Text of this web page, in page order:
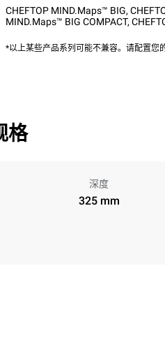
CHEFTOP MIND.Maps™ BIG,
MIND.Maps™ BIG COMPACT,
*以上某些产品系列可能不兼容。请配置您
格
深度
325 mm